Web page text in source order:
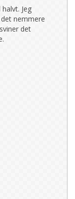
Jeg
nemmere
det